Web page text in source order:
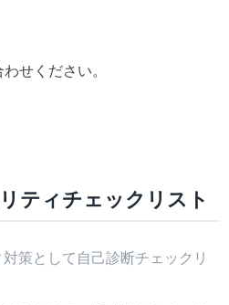
せください。
ティチェックリスト
策として自己診断チェックリ